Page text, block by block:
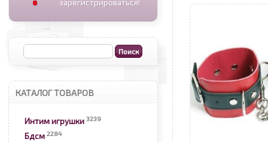
зарегистрироваться!
КАТАЛОГ ТОВАРОВ
Интим игрушки 3239
Бдсм 2284